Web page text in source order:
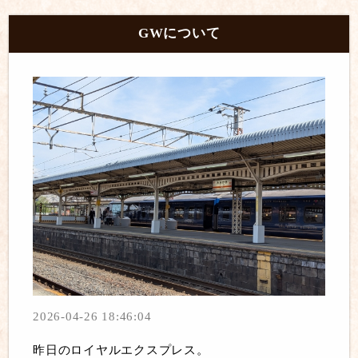
GWについて
2026-04-26 18:46:04
昨日のロイヤルエクスプレス。